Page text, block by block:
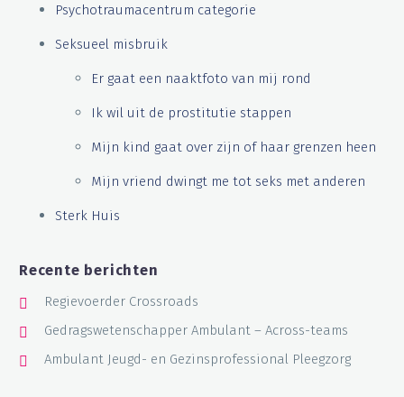
Psychotraumacentrum categorie
Seksueel misbruik
Er gaat een naaktfoto van mij rond
Ik wil uit de prostitutie stappen
Mijn kind gaat over zijn of haar grenzen heen
Mijn vriend dwingt me tot seks met anderen
Sterk Huis
Recente berichten
Regievoerder Crossroads
Gedragswetenschapper Ambulant – Across-teams
Ambulant Jeugd- en Gezinsprofessional Pleegzorg